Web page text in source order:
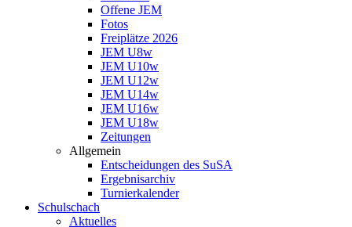
Offene JEM
Fotos
Freiplätze 2026
JEM U8w
JEM U10w
JEM U12w
JEM U14w
JEM U16w
JEM U18w
Zeitungen
Allgemein
Entscheidungen des SuSA
Ergebnisarchiv
Turnierkalender
Schulschach
Aktuelles